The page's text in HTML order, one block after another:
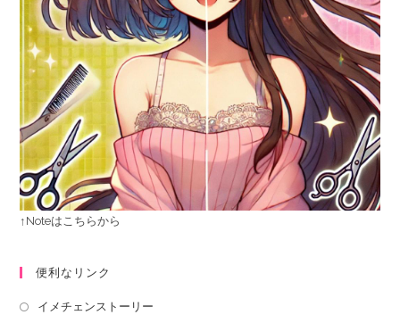
↑Noteはこちらから
便利なリンク
イメチェンストーリー